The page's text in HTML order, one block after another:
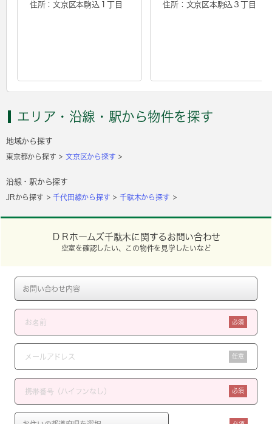
住所：文京区本駒込１丁目 住所：文京区本駒込３丁目
エリア・沿線・駅から物件を探す
地域から探す
東京都から探す 文京区から探す
沿線・駅から探す
JRから探す 千代田線から探す 千駄木から探す
ＤＲホームズ千駄木に関するお問い合わせ
空室を確認したい、この物件を見学したいなど
必須
任意
必須